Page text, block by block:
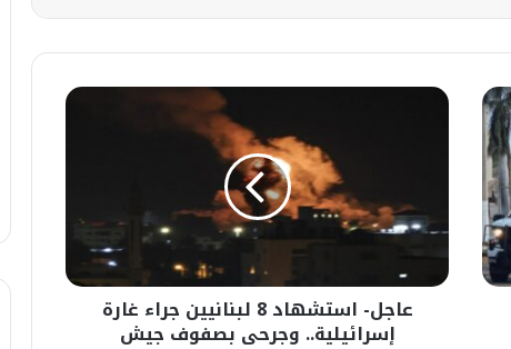
عاجل-
غارة
إسرائيلية..
وجرحى
بصفوف
الاحتلال..
عاجل- استشهاد 8 لبنانيين جراء غارة
إسرائيلية.. وجرحى بصفوف جيش